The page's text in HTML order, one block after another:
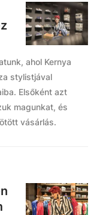
ahol Kernya
stylistjával
Elsőként azt
magunkat, és
vásárlás.